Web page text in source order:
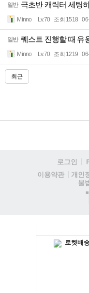
일반 극초반 캐릭터 세팅
Minno Lv.70 조회 1518
일반 퀘스트 진행할 때 유
Minno Lv.70 조회 1219
최근
로그인
이용약관
개인
불